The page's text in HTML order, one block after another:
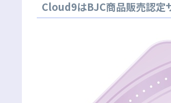
Cloud9はBJC商品販売認定